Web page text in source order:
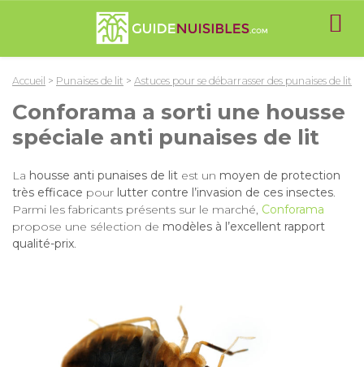
Accueil > Punaises de lit > Astuces pour se débarrasser des punaises de lit
Conforama a sorti une housse
spéciale anti punaises de lit
La housse anti punaises de lit est un moyen de protection
très efficace pour lutter contre l’invasion de ces insectes
Parmi les fabricants présents sur le marché, Conforama
propose une sélection de modèles à l’excellent rapport
qualité-prix